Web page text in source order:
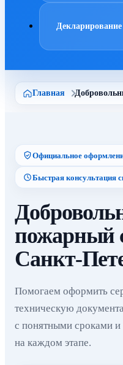
Декларирование
Главная
Официальное
Быстрая консультация
пожарный
Санкт-
Помогаем оформить
техническую
с понятными сроками
на каждом этапе.